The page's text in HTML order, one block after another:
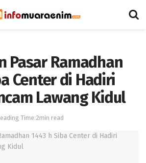
Pasar Ramadhan
Center di Hadiri
Lawang Kidul
Time:2min read